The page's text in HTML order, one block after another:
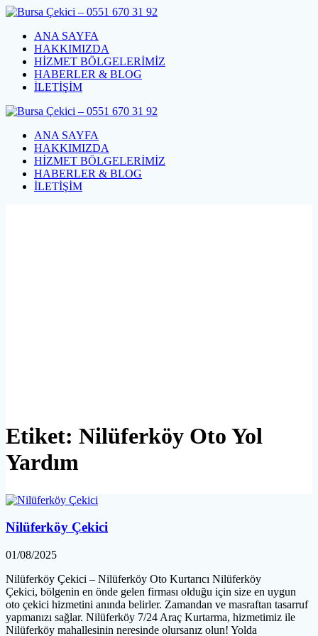
Skip
contentANA SAYFA
HAKKIMIZDA
HİZMET BÖLGELERİMİZ
HABERLER & BLOG
İLETİŞİM
ANA SAYFA
HAKKIMIZDA
HİZMET BÖLGELERİMİZ
HABERLER & BLOG
İLETİŞİM
Etiket: Nilüferköy Oto Yol
Yardım
Nilüferköy Çekici
01/08/2025
Nilüferköy Çekici – Nilüferköy Oto Kurtarıcı Nilüferköy
Çekici, bölgenin en önde gelen firması olduğu için size en uygun
oto çekici hizmetini anında belirler. Zamandan ve masraftan tasarruf
yapmanızı sağlar. Nilüferköy 7/24 Araç Kurtarma, hizmetimiz ile
Nilüferköy mahallesinin neresinde olursanız olun! Yolda